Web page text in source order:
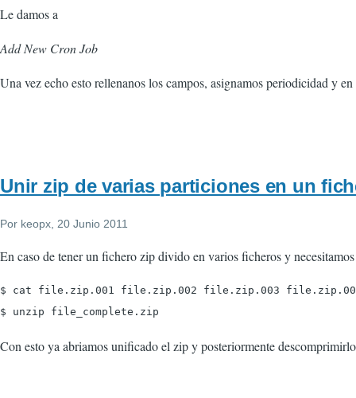
Le damos a
Add New Cron Job
Una vez echo esto rellenanos los campos, asignamos periodicidad y
Unir zip de varias particiones en un
Por keopx , 20 Junio 2011
En caso de tener un fichero zip divido en varios ficheros y
$ cat file.zip.001 file.zip.002 file.zip.003
Con esto ya abriamos unificado el zip y posteriormente